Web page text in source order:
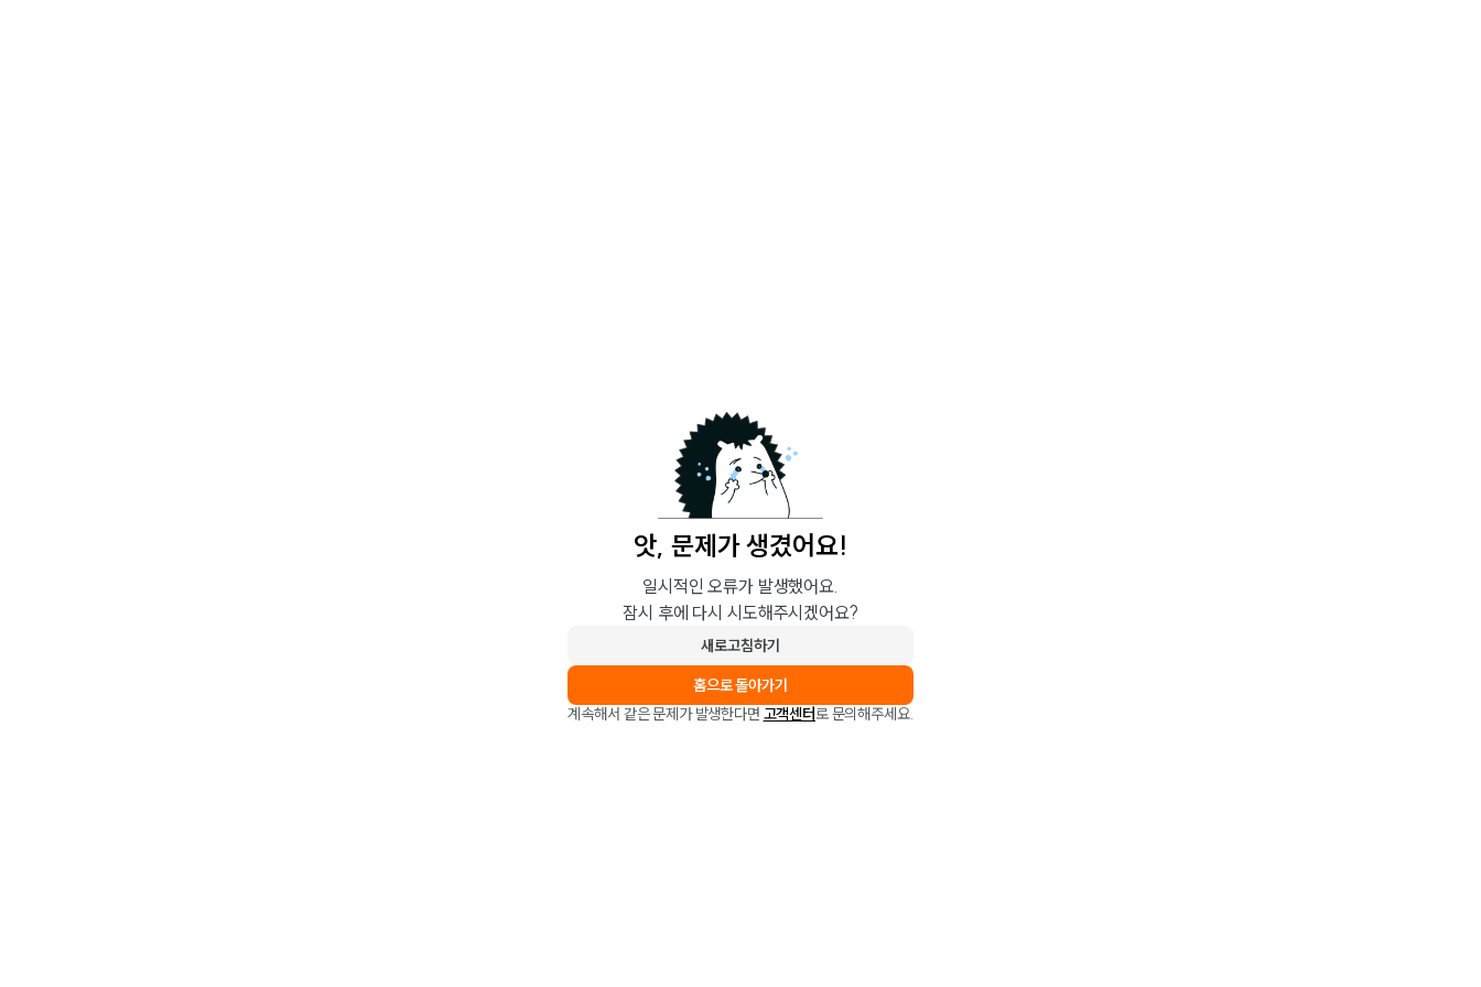
앗, 문제가 생겼어요!
일시적인 오류가 발생했어요.
잠시 후에 다시 시도해주시겠어요?
새로고침하기
홈으로 돌아가기
계속해서 같은 문제가 발생한다면 고객센터로 문의해주세요.